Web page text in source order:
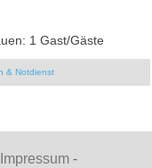
1 Gast/Gäste
& Notdienst
Impressum -